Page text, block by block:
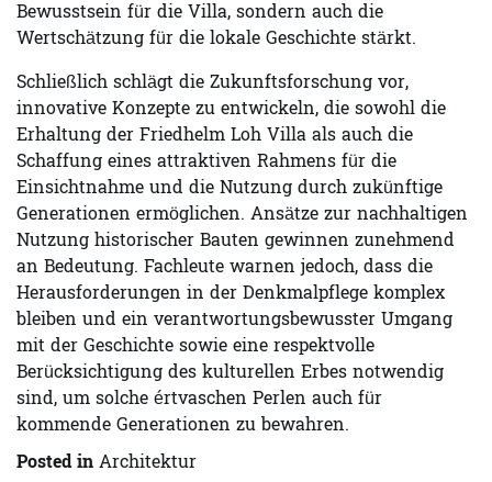
Bewusstsein für die Villa, sondern auch die
Wertschätzung für die lokale Geschichte stärkt.
Schließlich schlägt die Zukunftsforschung vor,
innovative Konzepte zu entwickeln, die sowohl die
Erhaltung der Friedhelm Loh Villa als auch die
Schaffung eines attraktiven Rahmens für die
Einsichtnahme und die Nutzung durch zukünftige
Generationen ermöglichen. Ansätze zur nachhaltigen
Nutzung historischer Bauten gewinnen zunehmend
an Bedeutung. Fachleute warnen jedoch, dass die
Herausforderungen in der Denkmalpflege komplex
bleiben und ein verantwortungsbewusster Umgang
mit der Geschichte sowie eine respektvolle
Berücksichtigung des kulturellen Erbes notwendig
sind, um solche értvaschen Perlen auch für
kommende Generationen zu bewahren.
Posted in Architektur